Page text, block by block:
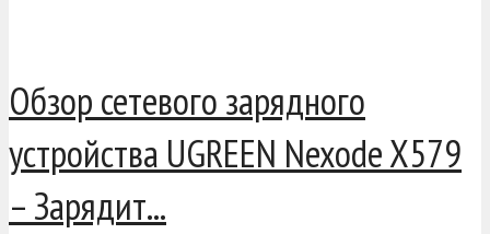
Обзор сетевого зарядного
устройства UGREEN Nexode X579
– Зарядит...